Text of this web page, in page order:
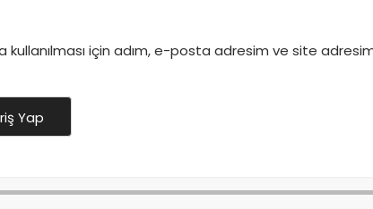
kullanılması için adım, e-posta adresim ve site
Yap